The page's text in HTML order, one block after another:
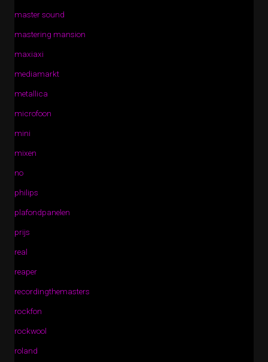
master sound
mastering mansion
maxiaxi
mediamarkt
metallica
microfoon
mini
mixen
no
philips
plafondpanelen
prijs
real
reaper
recordingthemasters
rockfon
rockwool
roland